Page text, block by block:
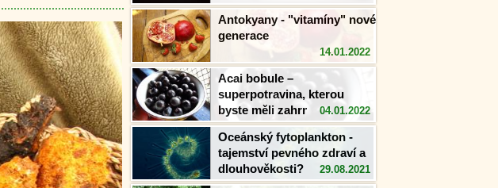
Antokyany - "vitamíny" nové
generace
14.01.2022
Acai bobule –
superpotravina, kterou
byste měli zahrnout do
svého jídelníčku
04.01.2022
Oceánský fytoplankton -
tajemství pevného zdraví a
dlouhověkosti?
29.08.2021